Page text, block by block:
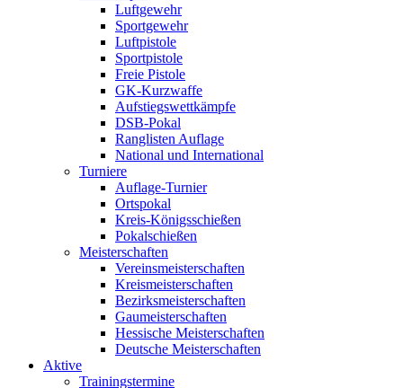
Luftgewehr
Sportgewehr
Luftpistole
Sportpistole
Freie Pistole
GK-Kurzwaffe
Aufstiegswettkämpfe
DSB-Pokal
Ranglisten Auflage
National und International
Turniere
Auflage-Turnier
Ortspokal
Kreis-Königsschießen
Pokalschießen
Meisterschaften
Vereinsmeisterschaften
Kreismeisterschaften
Bezirksmeisterschaften
Gaumeisterschaften
Hessische Meisterschaften
Deutsche Meisterschaften
Aktive
Trainingstermine